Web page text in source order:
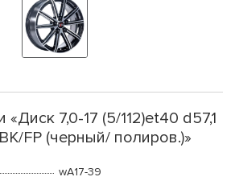
«Диск 7,0-17 (5/112)et40 d57,1
FP (черный/ полиров.)»
wA17-39